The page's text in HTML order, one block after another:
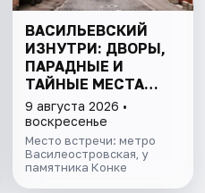
ВАСИЛЬЕВСКИЙ
ИЗНУТРИ: ДВОРЫ,
ПАРАДНЫЕ И
ТАЙНЫЕ МЕСТА
ОСТРОВА
9 августа 2026 •
воскресенье
Место встречи: метро
Василеостровская, у
памятника Конке